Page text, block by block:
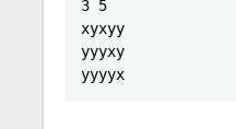
3 5
xyxyy
yyyxy
yyyyx